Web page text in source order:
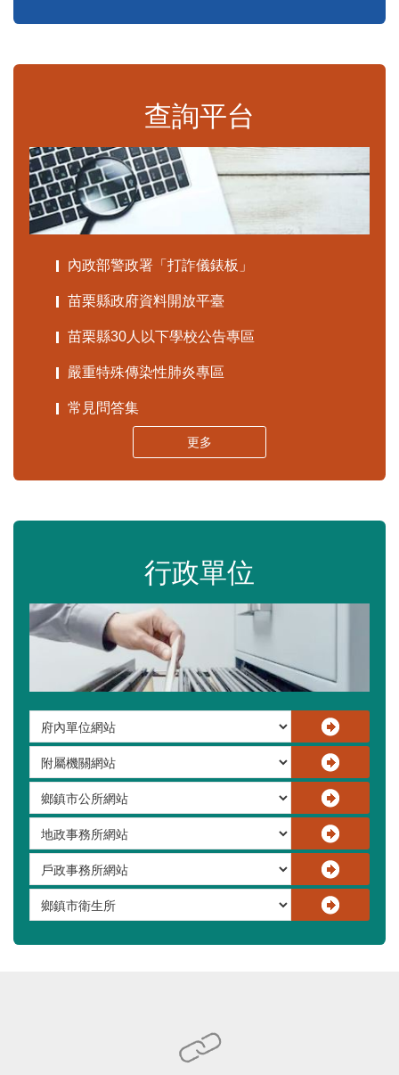
查詢平台
內政部警政署「打詐儀錶板」
苗栗縣政府資料開放平臺
苗栗縣30人以下學校公告專區
嚴重特殊傳染性肺炎專區
常見問答集
更多
行政單位